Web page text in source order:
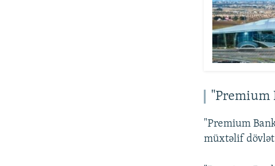
"Premium
"Premium
müxtəlif dövlət